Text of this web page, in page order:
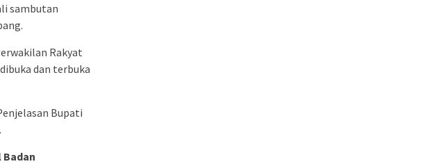
sambutan
Rakyat
dan terbuka
Bupati
Badan